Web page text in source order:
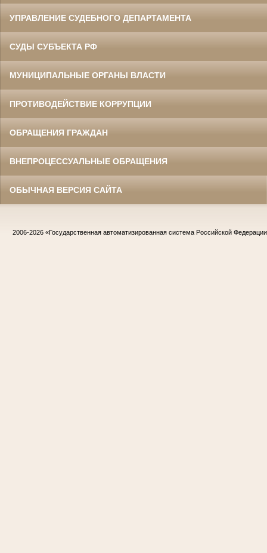
УПРАВЛЕНИЕ СУДЕБНОГО ДЕПАРТАМЕНТА
СУДЫ СУБЪЕКТА РФ
МУНИЦИПАЛЬНЫЕ ОРГАНЫ ВЛАСТИ
ПРОТИВОДЕЙСТВИЕ КОРРУПЦИИ
ОБРАЩЕНИЯ ГРАЖДАН
ВНЕПРОЦЕССУАЛЬНЫЕ ОБРАЩЕНИЯ
ОБЫЧНАЯ ВЕРСИЯ САЙТА
2006-2026 «Государственная автоматизированная система Российской